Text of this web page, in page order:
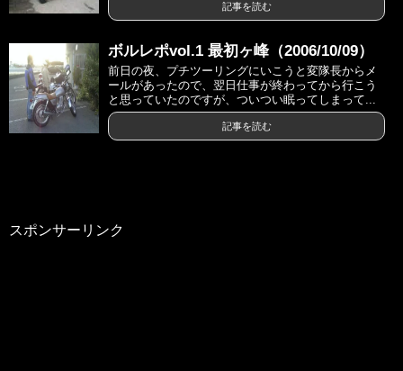
記事を読む
ボルレポvol.1 最初ヶ峰（2006/10/09）
前日の夜、プチツーリングにいこうと変隊長からメ
ールがあったので、翌日仕事が終わってから行こう
と思っていたのですが、ついつい眠ってしまって...
記事を読む
スポンサーリンク